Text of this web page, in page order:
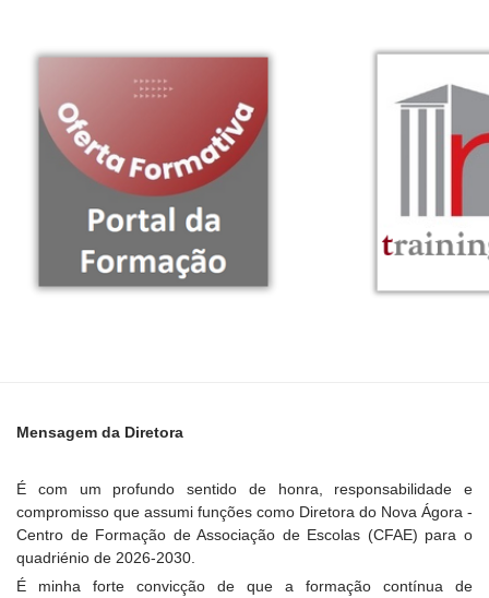
Mensagem da Diretora
É com um profundo sentido de honra, responsabilidade e
compromisso que assumi funções como Diretora do Nova Ágora -
Centro de Formação de Associação de Escolas (CFAE) para o
quadriénio de 2026-2030.
É minha forte convicção de que a formação contínua de